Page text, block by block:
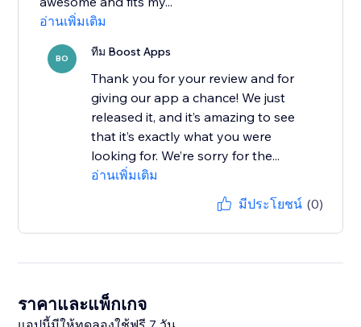
อ่านเพิ่มเติม
BO ทีม Boost Apps
Thank you for your review and for
giving our app a chance! We just
released it, and it’s amazing to see
that it’s exactly what you were
looking for. We’re sorry for the...
อ่านเพิ่มเติม
มีประโยชน์ (0)
ราคาและแพ็กเกจ